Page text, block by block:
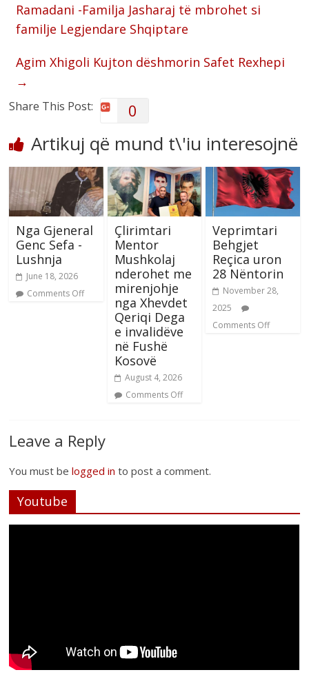
Ramadani -Familja Jasharaj të mbrohet si
familje Legjendare Shqiptare
Agim Xhigoli Kujton dëshmorin Safet Rexhepi
→
Share This Post: 0
Artikuj që mund t\'iu interesojnë
Nga Gjeneral
Genc Sefa -
Lushnja
June 18, 2026
Comments Off
Çlirimtari
Mentor
Mushkolaj
nderohet me
mirenjohje
nga Xhevdet
Qeriqi Dega
e invalidëve
në Fushë
Kosovë
August 4, 2026
Comments Off
Veprimtari
Behgjet
Reçica uron
28 Nëntorin
November 28,
2025
Comments Off
Leave a Reply
You must belogged in to post a comment.
Youtube